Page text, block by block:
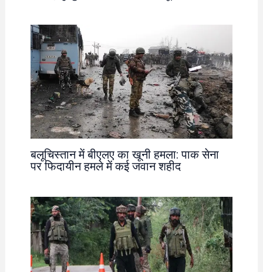
बलूचिस्तान में बीएलए का खूनी हमला: पाक सेना
पर फिदायीन हमले में कई जवान शहीद